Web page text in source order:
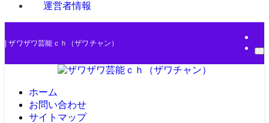
運営者情報
| ザワザワ芸能ｃｈ（ザワチャン）
ホーム
お問い合わせ
サイトマップ